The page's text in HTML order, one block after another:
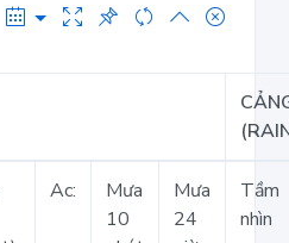
Ac:
Mưa
10
Mưa
24
Tầm
nhìn